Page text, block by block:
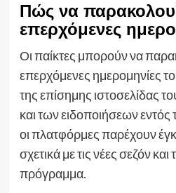
Πώς να
επερχόμενες
Οι παίκτες μπορούν να
επερχόμενες ημερομηνίες
της επίσημης ιστοσελίδας
και των ειδοποιήσεων εντός
οι πλατφόρμες παρέχουν
σχετικά με τις νέες σεζόν
πρόγραμμα.